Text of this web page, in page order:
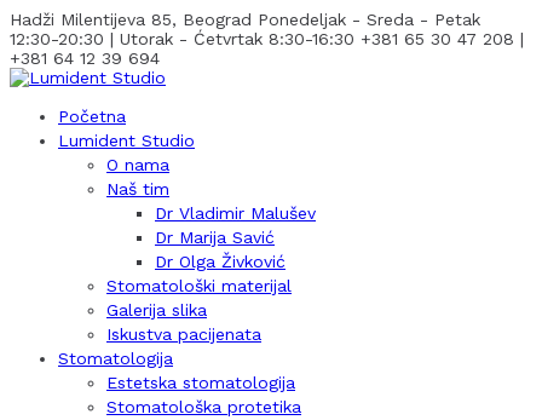
Hadži Milentijeva 85, Beograd Ponedeljak - Sreda - Petak
12:30-20:30 | Utorak - Ćetvrtak 8:30-16:30 +381 65 30 47 208 |
+381 64 12 39 694
Početna
Lumident Studio
O nama
Naš tim
Dr Vladimir Malušev
Dr Marija Savić
Dr Olga Živković
Stomatološki materijal
Galerija slika
Iskustva pacijenata
Stomatologija
Estetska stomatologija
Stomatološka protetika